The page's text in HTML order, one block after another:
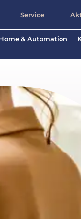
Service
& Automation